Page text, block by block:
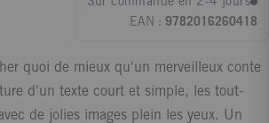
EAN : 9782016260418
quoi de mieux qu'un merveilleux conte
d'un texte court et simple, les tout-
de jolies images plein les yeux. Un